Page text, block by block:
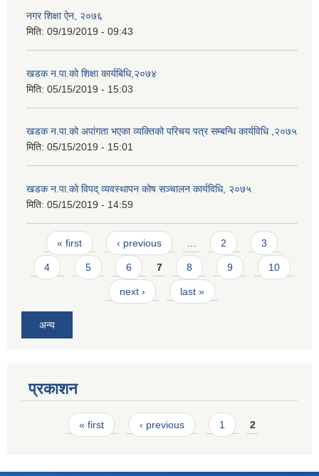
नगर शिक्षा ऐन, २०७६
मिति: 09/19/2019 - 09:43
खडक न.पा.को शिक्षा कार्यबिधि,२०७४
मिति: 05/15/2019 - 15:03
खडक न.पा.को अपांगता भएका व्यक्तिको परिचय पत्र सम्बन्धि कार्यविधि ,२०७५
मिति: 05/15/2019 - 15:01
खडक न.पा.को विपद् व्यवस्थापन कोष सञ्चालन कार्यविधि, २०७५
मिति: 05/15/2019 - 14:59
Pages
« first ‹ previous … 2 3
4 5 6 7 8 9 10
next › last »
अन्य
प्रकाशन
Pages« first ‹ previous 1 2